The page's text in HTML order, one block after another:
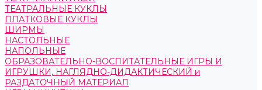
ТЕАТРАЛЬНЫЕ КУКЛЫ
ПЛАТКОВЫЕ КУКЛЫ
ШИРМЫ
НАСТОЛЬНЫЕ
НАПОЛЬНЫЕ
ОБРАЗОВАТЕЛЬНО-ВОСПИТАТЕЛЬНЫЕ ИГРЫ И
ИГРУШКИ, НАГЛЯДНО-ДИДАКТИЧЕСКИЙ и
РАЗДАТОЧНЫЙ МАТЕРИАЛ